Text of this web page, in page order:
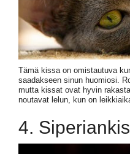
Tämä kissa on omistautuva
saadakseen sinun huomiosi.
mutta kissat ovat hyvin
noutavat lelun, kun on
4.